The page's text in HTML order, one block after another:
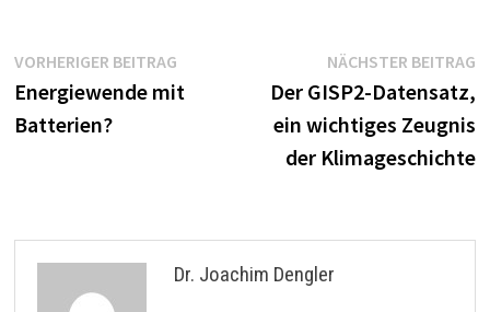
Beitragsnavigation
VORHERIGER BEITRAGVorheriger
Beitrag:
Energiewende mit
Batterien?
NÄCHSTER BEITRAG
Der GISP2-Datensatz,
ein wichtiges Zeugnis
der Klimageschichte
Dr. Joachim Dengler